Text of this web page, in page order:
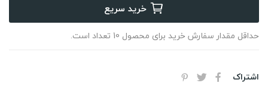
خرید سریع
حداقل مقدار سفارش خرید برای محصول 10 تعداد است.
اشتراک